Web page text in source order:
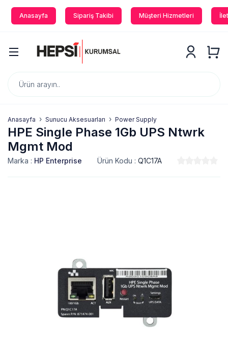
Anasayfa Sipariş Takibi Müşteri Hizmetleri
Anasayfa Sunucu Aksesuarları Power Supply
HPE Single Phase 1Gb UPS Ntwrk
Mgmt Mod
Marka : HP Enterprise Ürün Kodu : Q1C17A